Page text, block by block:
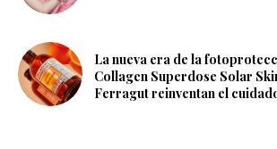
La nueva era de la
Collagen Superdose Solar
Ferragut reinventan el